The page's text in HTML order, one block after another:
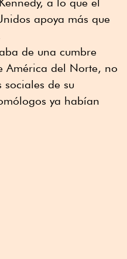
apoya más que
de una cumbre
América del Norte, no
de su
ya habían